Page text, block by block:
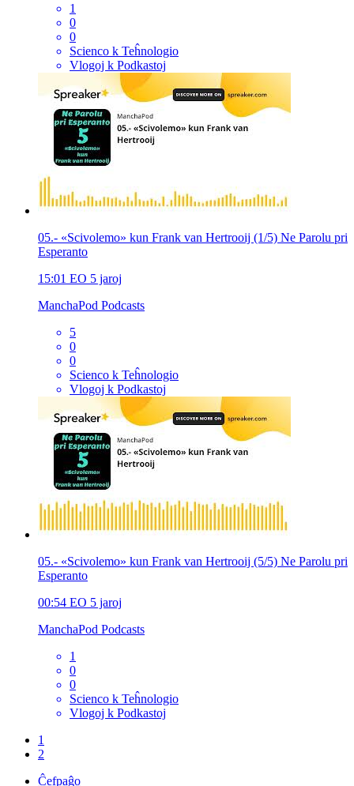
1
0
0
Scienco k Teĥnologio
Vlogoj k Podkastoj
05.- «Scivolemo» kun Frank van Hertrooij (1/5) Ne Parolu pri
Esperanto
15:01 EO 5 jaroj
ManchaPod Podcasts
5
0
0
Scienco k Teĥnologio
Vlogoj k Podkastoj
05.- «Scivolemo» kun Frank van Hertrooij (5/5) Ne Parolu pri
Esperanto
00:54 EO 5 jaroj
ManchaPod Podcasts
1
0
0
Scienco k Teĥnologio
Vlogoj k Podkastoj
1
2
Ĉefpaĝo